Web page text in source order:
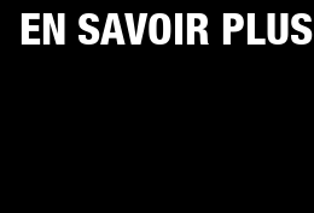
EN SAVOIR PLUS